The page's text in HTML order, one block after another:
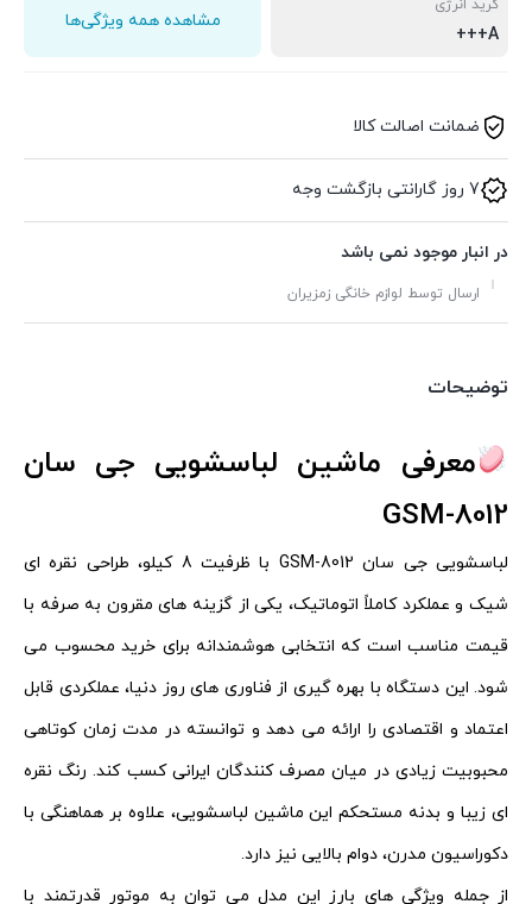
گرید انرژی
A+++
مشاهده همه ویژگی‌ها
ضمانت اصالت کالا
7 روز گارانتی بازگشت وجه
در انبار موجود نمی باشد
ارسال توسط لوازم خانگی زمزیران
توضیحات
معرفی ماشین لباسشویی جی سان
GSM-8012
لباسشویی جی سان GSM-8012 با ظرفیت 8 کیلو، طراحی نقره‌ ای
شیک و عملکرد کاملاً اتوماتیک، یکی از گزینه‌ های مقرون‌ به‌ صرفه با
قیمت مناسب است که انتخابی هوشمندانه برای خرید محسوب می‌
شود. این دستگاه با بهره‌ گیری از فناوری‌ های روز دنیا، عملکردی قابل
اعتماد و اقتصادی را ارائه می‌ دهد و توانسته در مدت زمان کوتاهی
محبوبیت زیادی در میان مصرف‌ کنندگان ایرانی کسب کند. رنگ نقره‌
ای زیبا و بدنه مستحکم این ماشین لباسشویی، علاوه بر هماهنگی با
دکوراسیون مدرن، دوام بالایی نیز دارد.
از جمله ویژگی‌ های بارز این مدل می‌ توان به موتور قدرتمند با